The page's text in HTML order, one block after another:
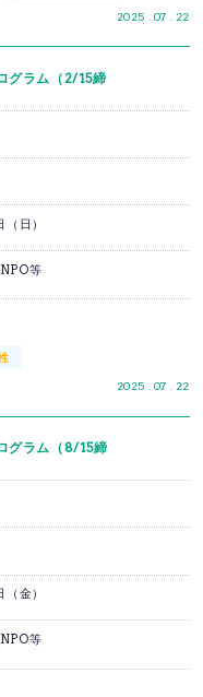
2025 . 07 . 22
グラム（2/15締
2025 . 07 . 22
日）
等
グラム（8/15締
金）
等